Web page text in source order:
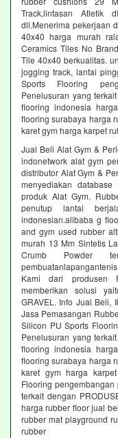
Track,lintasan Atletik
dll.Menerima pekerjaan
40x40 harga murah
Ceramics Tiles No
Tile 40x40 berkualitas.
jogging track, lantai
Sports Flooring
Penelusuran yang
flooring indonesia
flooring surabaya harga
karet gym harga karpet
Jual Beli Alat Gym &
indonetwork alat gym
distributor Alat Gym &
menyediakan
produk Alat Gym.
penutup lantai
indonesian.alibaba g
and gym used rubber
murah 13 Mm Sintetis
Crumb Powder
Kami dari produsen
memberikan solusi
GRAVEL. Info Jual Beli,
Jasa Pemasangan
Silicon PU Sports
Penelusuran yang
flooring indonesia
flooring surabaya harga
karet gym harga
Flooring
terkait dengan
harga rubber floor jual
rubber mat playground
rubber